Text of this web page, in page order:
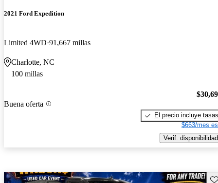
2021 Ford Expedition
Limited 4WD 91,667 millas
Charlotte, NC
100 millas
Buena oferta
El precio incluye tasas
$663/mes
Verif. disponibilidad